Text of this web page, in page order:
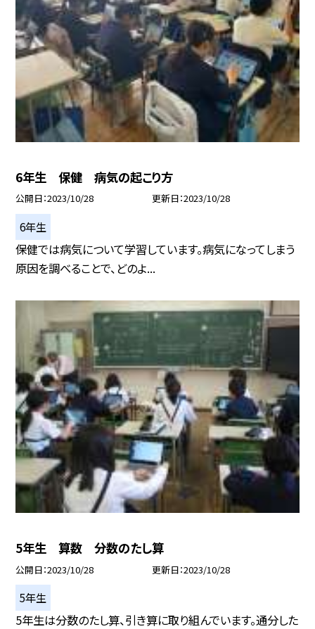
6年生 保健 病気の起こり方
公開日 2023/10/28 更新日 2023/10/28
6年生
保健では病気について学習しています。病気になってしまう
原因を調べることで、どのよ...
5年生 算数 分数のたし算
公開日 2023/10/28 更新日 2023/10/28
5年生
5年生は分数のたし算、引き算に取り組んでいます。通分した